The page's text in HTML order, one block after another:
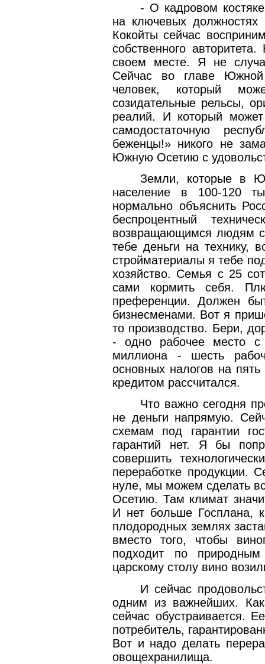
- О кадровом
на ключевых
Кокойты сейчас
собственного
своем месте. Я не
Сейчас во главе
человек, который
созидательные рельсы,
реалий. И который может
самодостаточную
беженцы!» никого не
Южную Осетию с
Земли, которые в
население в 100-120
нормально объяснить
беспроцентный
возвращающимся людям
тебе деньги на технику,
стройматериалы я тебе
хозяйство. Семья с 25
сами кормить себя.
преференции. Должен
бизнесменами. Вот я
то производство. Бери,
- одно рабочее место с
миллиона - шесть
основных налогов на
кредитом рассчитался.
Что важно сегодня
не деньги напрямую.
схемам под гарантии
гарантий нет. Я бы
совершить
переработке продукции.
нуле, мы можем сделать
Осетию. Там климат
И нет больше Госплана,
плодородных землях
вместо того, чтобы
подходит по
царскому столу вино
И сейчас
одним из важнейших.
сейчас обустраивается.
потребитель,
Вот и надо делать
овощехранилища.